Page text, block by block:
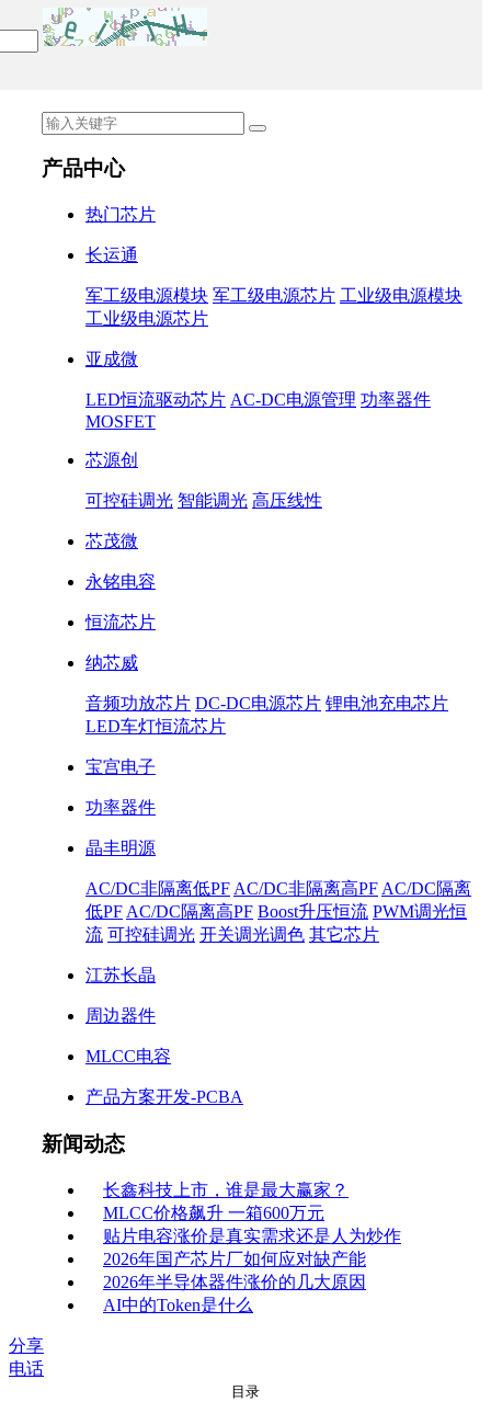
产品中心
热门芯片
长运通
军工级电源模块 军工级电源芯片 工业级电源模块
工业级电源芯片
亚成微
LED恒流驱动芯片 AC-DC电源管理 功率器件
MOSFET
芯源创
可控硅调光 智能调光 高压线性
芯茂微
永铭电容
恒流芯片
纳芯威
音频功放芯片 DC-DC电源芯片 锂电池充电芯片
LED车灯恒流芯片
宝宫电子
功率器件
晶丰明源
AC/DC非隔离低PF AC/DC非隔离高PF AC/DC隔离
低PF AC/DC隔离高PF Boost升压恒流 PWM调光恒
流 可控硅调光 开关调光调色 其它芯片
江苏长晶
周边器件
MLCC电容
产品方案开发-PCBA
新闻动态
长鑫科技上市，谁是最大赢家？
MLCC价格飙升 一箱600万元
贴片电容涨价是真实需求还是人为炒作
2026年国产芯片厂如何应对缺产能
2026年半导体器件涨价的几大原因
AI中的Token是什么
分享
电话
目录